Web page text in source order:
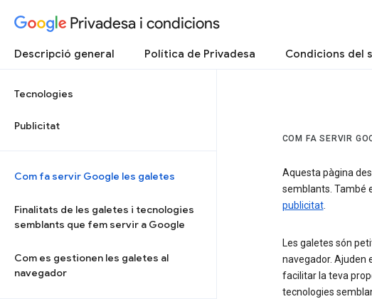
Privadesa i condicions
Descripció general Política de Privadesa Condicions del
Tecnologies
Publicitat
Com fa servir Google les galetes
Finalitats de les galetes i tecnologies
semblants que fem servir a Google
Com es gestionen les galetes al
navegador
COM FA SERVIR
Aquesta pàgina
semblants. També
publicitat.
Les galetes són
navegador. Ajuden
facilitar la teva
tecnologies